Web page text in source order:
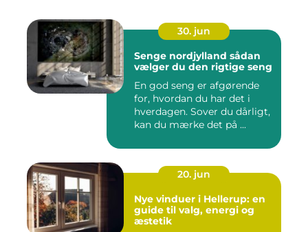
30. jun
Senge nordjylland sådan
vælger du den rigtige seng
En god seng er afgørende
for, hvordan du har det i
hverdagen. Sover du dårligt,
kan du mærke det på ...
20. jun
Nye vinduer i Hellerup: en
guide til valg, energi og
æstetik